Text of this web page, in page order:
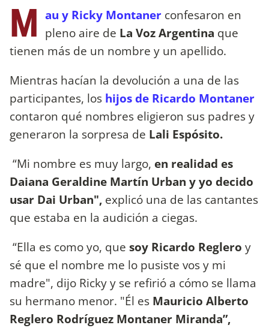
M au y Ricky Montaner confesaron en
pleno aire de La Voz Argentina que
tienen más de un nombre y un apellido.
Mientras hacían la devolución a una de las
participantes, los hijos de Ricardo Montaner
contaron qué nombres eligieron sus padres y
generaron la sorpresa de Lali Espósito.
“Mi nombre es muy largo, en realidad es
Daiana Geraldine Martín Urban y yo decido
usar Dai Urban", explicó una de las cantantes
que estaba en la audición a ciegas.
“Ella es como yo, que soy Ricardo Reglero y
sé que el nombre me lo pusiste vos y mi
madre", dijo Ricky y se refirió a cómo se llama
su hermano menor. "Él es Mauricio Alberto
Reglero Rodríguez Montaner Miranda”,